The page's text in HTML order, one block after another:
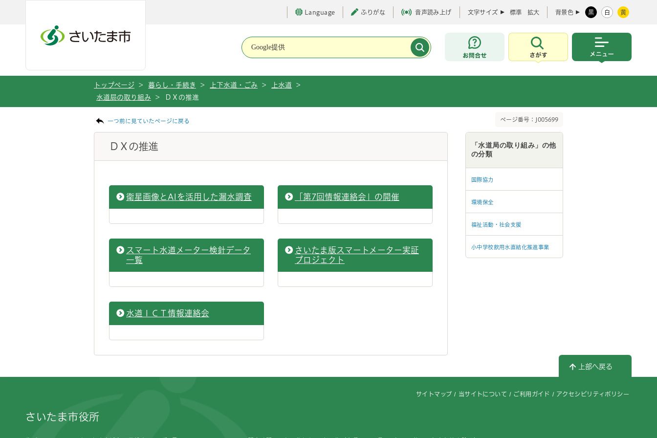
Language ふりがな 音声読み上げ 文字サイズ 標準 拡大 背景色 黒 白 黄
お問合せ
さがす
トップページ > 暮らし・手続き > 上下水道・ごみ > 上水道
>
水道局の取り組み
> ＤＸの推進
一つ前に見ていたページに戻る ページ番号：J005699
ＤＸの推進
衛星画像とAIを活用した漏水調査 「第7回情報連絡会」の開催
スマート水道メーター検針データ
一覧
さいたま版スマートメーター実証
プロジェクト
水道ＩＣＴ情報連絡会
「水道局の取り組み」の他
の分類
国際協力
環境保全
福祉活動・社会支援
小中学校飲用水直結化推進事業
上部へ戻る
サイトマップ 当サイトについて ご利用ガイド アクセシビリティポリシー
さいたま市役所